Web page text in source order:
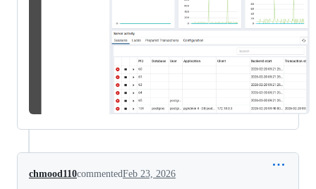
chmood110commentedFeb 23, 2026